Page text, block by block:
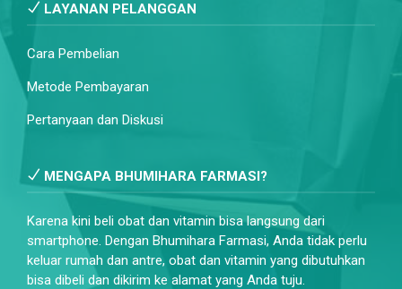
LAYANAN PELANGGAN
Cara Pembelian
Metode Pembayaran
Pertanyaan dan Diskusi
MENGAPA BHUMIHARA FARMASI?
Karena kini beli obat dan vitamin bisa langsung dari
smartphone. Dengan Bhumihara Farmasi, Anda tidak perlu
keluar rumah dan antre, obat dan vitamin yang dibutuhkan
bisa dibeli dan dikirim ke alamat yang Anda tuju.